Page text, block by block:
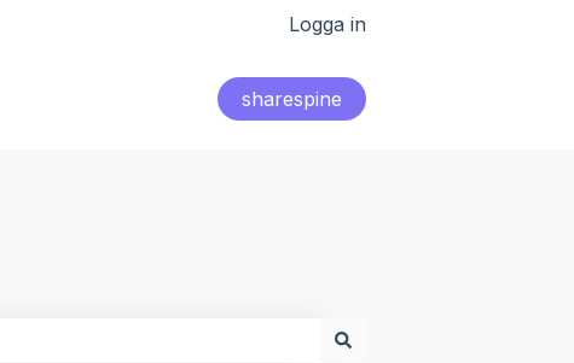
Logga in
sharespine